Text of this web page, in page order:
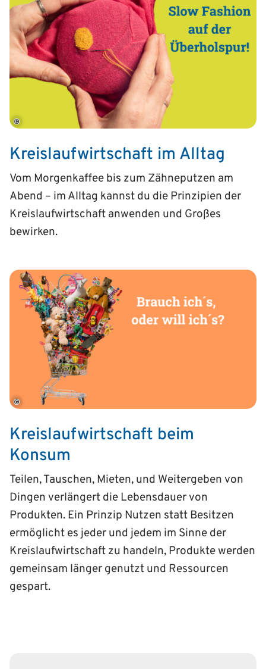
©
Kreislaufwirtschaft im Alltag
Vom Morgenkaffee bis zum Zähneputzen am
Abend – im Alltag kannst du die Prinzipien der
Kreislaufwirtschaft anwenden und Großes
bewirken.
©
Kreislaufwirtschaft beim
Konsum
Teilen, Tauschen, Mieten, und Weitergeben von
Dingen verlängert die Lebensdauer von
Produkten. Ein Prinzip Nutzen statt Besitzen
ermöglicht es jeder und jedem im Sinne der
Kreislaufwirtschaft zu handeln, Produkte werden
gemeinsam länger genutzt und Ressourcen
gespart.